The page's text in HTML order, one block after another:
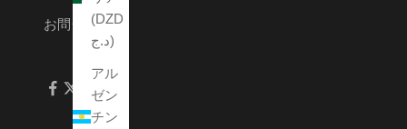
(DZD
د.ج)
アル
ゼン
チン
お問合せ